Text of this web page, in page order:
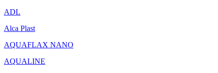
ADL
Alca Plast
AQUAFLAX NANO
AQUALINE